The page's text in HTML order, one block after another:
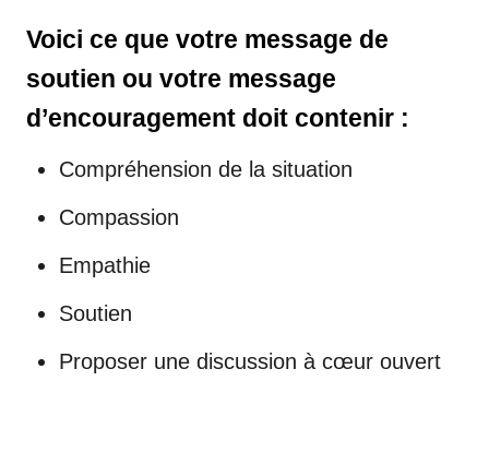
Voici ce que votre message de
soutien ou votre message
d’encouragement doit contenir :
Compréhension de la situation
Compassion
Empathie
Soutien
Proposer une discussion à cœur ouvert